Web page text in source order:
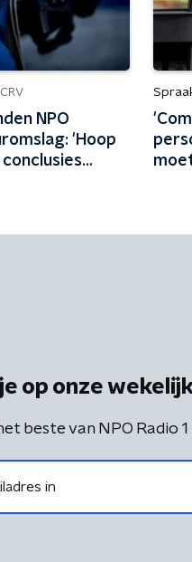
NPO
'Hoop
op onze
beste van NPO Radio